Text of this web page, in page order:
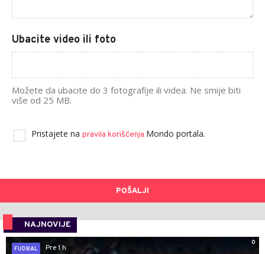
Ubacite video ili foto
Možete da ubacite do 3 fotografije ili videa. Ne smije biti
više od 25 MB.
Pristajete na pravila korišćenja Mondo portala.
POŠALJI
NAJNOVIJE
0
FUDBAL
Pre 1 h